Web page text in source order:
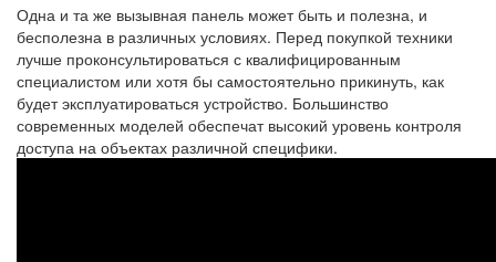
Одна и та же вызывная панель может быть и полезна, и
бесполезна в различных условиях. Перед покупкой техники
лучше проконсультироваться с квалифицированным
специалистом или хотя бы самостоятельно прикинуть, как
будет эксплуатироваться устройство. Большинство
современных моделей обеспечат высокий уровень контроля
доступа на объектах различной специфики.